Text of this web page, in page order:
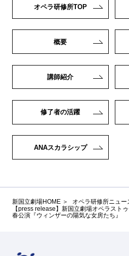
オペラ研修所TOP
概要
講師紹介
修了者の活躍
ANAスカラシップ
新国立劇場HOME
オペラ研修所ニュー
【press release】新国立劇場オペラスト
春公演『ウィンザーの陽気な女房たち』